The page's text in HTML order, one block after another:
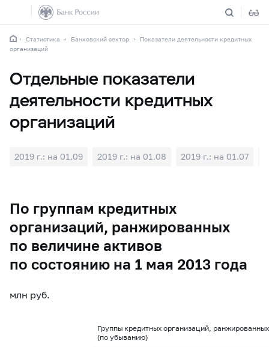
Статистика Банковский сектор
Показатели деятельности кредитных
организаций
Отдельные показатели
деятельности кредитных
организаций
2019 г.: на 01.09 2019 г.: на 01.08 2019 г.: на 01.07
По группам кредитных
организаций, ранжированных
по величине активов
по состоянию на 1 мая 2013 года
млн руб.
Группы кредитных организаций,
(по убыванию)